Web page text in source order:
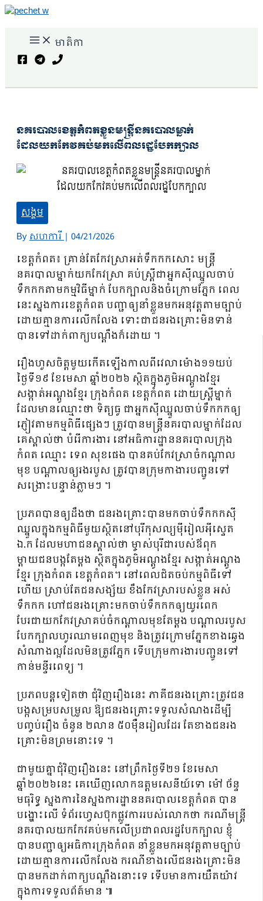
Skip
content
មាតិកា
នគរបាលខេត្តកំពតខ្លួនមន្ត្រីនគរបាលម្នាក់
ដែលយកកែវគប់មកលេីពលរដ្ឋបែកក្បាល
សង្គម
Byសហការី| 04/21/2026
ខេត្តកំពត៖ គ្រាន់តែកែវស្រាអត់ទឹកកកសោះ មន្ត្រី
នគរបាលម្នាក់យកកែវស្រា គប់ស្ត្រីជាអ្នកស៊ីឈ្នួលចាប់
ទឹកកកតាមកម្មវិធីម្នាក់ បែកក្បាលនិងចំក្រោមភ្នែក ពេល
នេះស្នងការខេត្តកំពត បញ្ជាឲ្យនាំខ្លួនមកអនុវត្តតាមច្បាប់
ដោយគ្មានការលើកលែង ទោះជាជនរងគ្រោះមិនទាន់
បានទៅដាក់ពាក្យបណ្ដឹងក៏ដោយ ។
រឿងហួសចិត្តមួយកើតឡើងកាលពីវេលាម៉ោង១១យប់
ថ្ងៃទី១៩ ខែមេសា ឆ្នាំ២០២៦ ស្ថិតក្នុងភូមិអណ្ដូងខ្មែរ
សង្កាត់អណ្ដូងខ្មែរ ក្រុងកំពត ខេត្តកំពត ដោយស្ត្រីម្នាក់
ដែលមានឈ្មោះថា ទិត្យធូ ជាអ្នកសុីឈ្នួលចាប់ទឹកកកឲ្យ
ភ្ញៀវតាមកម្មពិធីផ្សេងៗ ត្រូវបានមន្ត្រីនគរបាលម្នាក់ដែល
គេស្គាល់ថា បំរើការងារ នៅអធិការដ្ឋាននគរបាលក្រុង
កំពត ឈ្មោះ ទេព សុខផេង បានគប់កែវស្រាចំកណ្ដាល
មុខ បណ្ដាលឲ្យរងរបួស ត្រូវបានក្រុមកាងារបញ្ជូនទៅ
សង្រោះបន្ទាន់ភ្លាមៗ ។
ប្រភពបានឲ្យដឹងថា ជនរងគ្រោះបានមកចាប់ទឹកកកសុី
ឈ្នួលក្នុងកម្មពិធីមួយស្ថិតនៅបុរីកុសល្យមុីរៀលអុីស្ទេត
ឯ.ក ដែលមហាជនស្គាល់ថា ម្ចាស់បុរីជារបស់ឪពុក
ម្ដាយជនបង្កតែម្ដង ស្ថិតក្នុងភូមិអណ្ដូងខ្មែរ សង្កាត់អណ្ដូង
ខ្មែរ ក្រុងកំពត ខេត្តកំពត។ នៅពេលជិតចប់កម្មពិធីទៅ
ហើយ ស្រាប់តែជនសង្ស័យ ខឹងកែវស្រារបស់ខ្លួន អស់
ទឹកកក ហៅជនរងគ្រោះមកចាប់ទឹកកកឲ្យយូរពេក
បែរជាយកកែវស្រាគប់ចំកណ្ដាលមុខតែម្ដង បណ្ដាលរបួស
បែកក្បាលហូរឈាមពេញមុខ និងត្រូវក្រោមភ្នែកខាងឆ្វេង
សំណាងល្អដែលមិនត្រូវភ្នែក ទើបក្រុមការងារបញ្ជូនទៅ
កាន់មន្ទីរពេទ្យ ។
ប្រភពបន្តទៀតថា ជុំវិញរឿងនេះ ភាគីជនរងគ្រោះត្រូវជន
បង្កសម្របសម្រួល ឱ្យជនរងគ្រោះទទួលសំណងដើម្បី
បញ្ចប់រឿង ចំនួន ២លាន ៥០មុឺនរៀលដែរ តែខាងជនរង
គ្រោះមិនព្រមនោះទេ ។
ជាមួយគ្នាជុំវិញរឿងនេះ នៅព្រឹកថ្ងៃទី២១ ខែមេសា
ឆ្នាំ២០២៦នេះ គេឃេីញលោកឧត្តមសេនីយ៍ទោ ម៉ៅ ច័ន្ទ
មធុរិទ្ធ ស្នងការនៃស្នងការដ្ឋាននគរបាលខេត្តកំពត បាន
បង្ហោះលេី ទំព័រហ្វេសប៊ុកផ្លូវការរបស់លោកថា ករណីមន្ត្រី
នគរបាលយកកែវគប់មកលេីប្រជាពលរដ្ឋបែកក្បាល ខ្ញុំ
បានបញ្ជាឲ្យអធិការក្រុងកំពត នាំខ្លួនមកអនុវត្តតាមច្បាប់
ដោយគ្មានការលើកលែង ករណីខាងលេីជនរងគ្រោះមិន
បានមកដាក់ពាក្យបណ្ដឹងនោះទេ ទេីបមានការយឺតយ៉ាវ
ក្នុងការទទួលព័ត៍មាន ៕